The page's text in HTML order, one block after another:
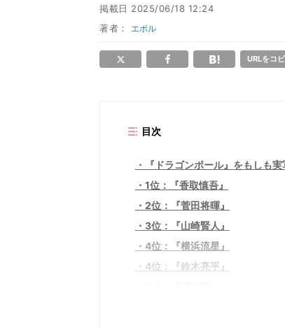
掲載日 2025/06/18 12:24
著者： エボル
URLをコ
目次
『ドラゴンボール』をもしも
1位：『香取慎吾』
2位：『菅田将暉』
3位：『山崎賢人』
4位：『横浜流星』
4位：『鈴木亮平』